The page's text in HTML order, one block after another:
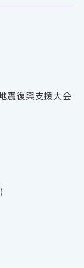
震復興支援大会